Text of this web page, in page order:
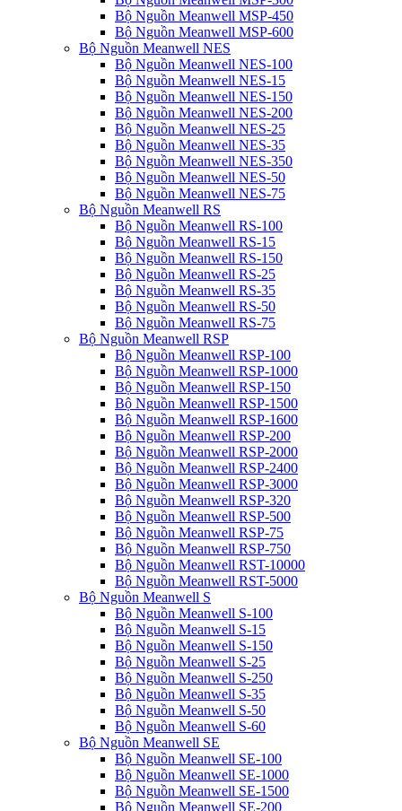
Bộ Nguồn Meanwell MSP-450
Bộ Nguồn Meanwell MSP-600
Bộ Nguồn Meanwell NES
Bộ Nguồn Meanwell NES-100
Bộ Nguồn Meanwell NES-15
Bộ Nguồn Meanwell NES-150
Bộ Nguồn Meanwell NES-200
Bộ Nguồn Meanwell NES-25
Bộ Nguồn Meanwell NES-35
Bộ Nguồn Meanwell NES-350
Bộ Nguồn Meanwell NES-50
Bộ Nguồn Meanwell NES-75
Bộ Nguồn Meanwell RS
Bộ Nguồn Meanwell RS-100
Bộ Nguồn Meanwell RS-15
Bộ Nguồn Meanwell RS-150
Bộ Nguồn Meanwell RS-25
Bộ Nguồn Meanwell RS-35
Bộ Nguồn Meanwell RS-50
Bộ Nguồn Meanwell RS-75
Bộ Nguồn Meanwell RSP
Bộ Nguồn Meanwell RSP-100
Bộ Nguồn Meanwell RSP-1000
Bộ Nguồn Meanwell RSP-150
Bộ Nguồn Meanwell RSP-1500
Bộ Nguồn Meanwell RSP-1600
Bộ Nguồn Meanwell RSP-200
Bộ Nguồn Meanwell RSP-2000
Bộ Nguồn Meanwell RSP-2400
Bộ Nguồn Meanwell RSP-3000
Bộ Nguồn Meanwell RSP-320
Bộ Nguồn Meanwell RSP-500
Bộ Nguồn Meanwell RSP-75
Bộ Nguồn Meanwell RSP-750
Bộ Nguồn Meanwell RST-10000
Bộ Nguồn Meanwell RST-5000
Bộ Nguồn Meanwell S
Bộ Nguồn Meanwell S-100
Bộ Nguồn Meanwell S-15
Bộ Nguồn Meanwell S-150
Bộ Nguồn Meanwell S-25
Bộ Nguồn Meanwell S-250
Bộ Nguồn Meanwell S-35
Bộ Nguồn Meanwell S-50
Bộ Nguồn Meanwell S-60
Bộ Nguồn Meanwell SE
Bộ Nguồn Meanwell SE-100
Bộ Nguồn Meanwell SE-1000
Bộ Nguồn Meanwell SE-1500
Bộ Nguồn Meanwell SE-200